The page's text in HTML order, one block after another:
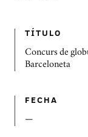
TÍTULO
Concurs de
Barceloneta
FECHA
—